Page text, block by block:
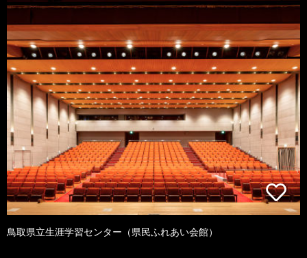
鳥取県立生涯学習センター（県民ふれあい会館）